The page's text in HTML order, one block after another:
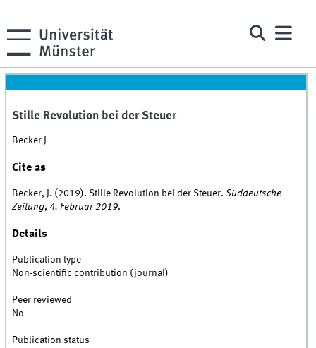
Stille Revolution bei der Steuer
Becker J
Cite as
Becker, J. (2019). Stille Revolution bei der Steuer.Süddeutsche
Zeitung,4. Februar 2019.
Details
Publication type
Non-scientific contribution (journal)
Peer reviewed
No
Publication status